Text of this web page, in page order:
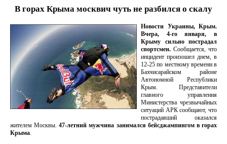
В горах Крыма москвич чуть не разбился о скалу
Новости Украины, Крым.
Вчера, 4-го января, в
Крыму сильно пострадал
спортсмен. Сообщается, что
инцидент произошел днем, в
12-25 по местному времени в
Бахчисарайском районе
Автономной Республики
Крым. Представители
главного управления
Министерства чрезвычайных
ситуаций АРК сообщают, что
пострадавший оказался
жителем Москвы.47-летний мужчина занимался бейсджампингом в горах
Крыма.